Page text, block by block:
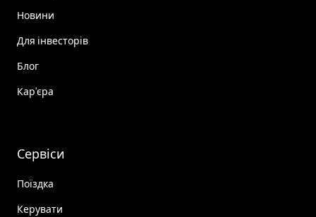
Новини
Для інвесторів
Блог
Кар'єра
Сервіси
Поїздка
Керувати